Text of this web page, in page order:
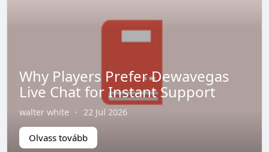
Why Players Prefer Dewavegas
Live Chat for Instant Support
walter white · 22 Jul 2026
Olvass tovább